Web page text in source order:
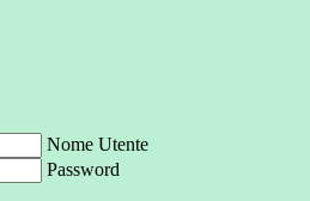
Nome Utente
Password